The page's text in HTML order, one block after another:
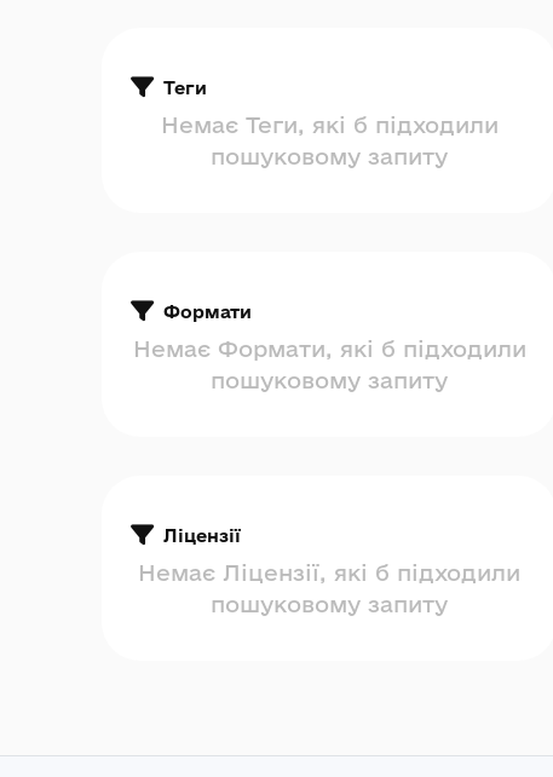
Теги
Немає Теги, які б підходили
пошуковому запиту
Формати
Немає Формати, які б підходили
пошуковому запиту
Ліцензії
Немає Ліцензії, які б підходили
пошуковому запиту